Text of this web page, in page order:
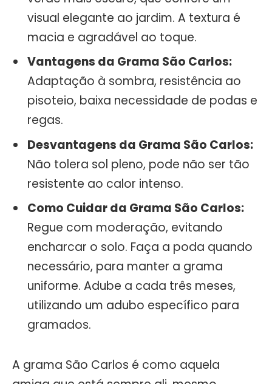
visual elegante ao jardim. A textura é
macia e agradável ao toque.
Vantagens da Grama São Carlos:
Adaptação à sombra, resistência ao
pisoteio, baixa necessidade de podas e
regas.
Desvantagens da Grama São Carlos:
Não tolera sol pleno, pode não ser tão
resistente ao calor intenso.
Como Cuidar da Grama São Carlos:
Regue com moderação, evitando
encharcar o solo. Faça a poda quando
necessário, para manter a grama
uniforme. Adube a cada três meses,
utilizando um adubo específico para
gramados.
A grama São Carlos é como aquela